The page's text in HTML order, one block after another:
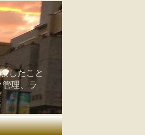
したこと
理、ラ